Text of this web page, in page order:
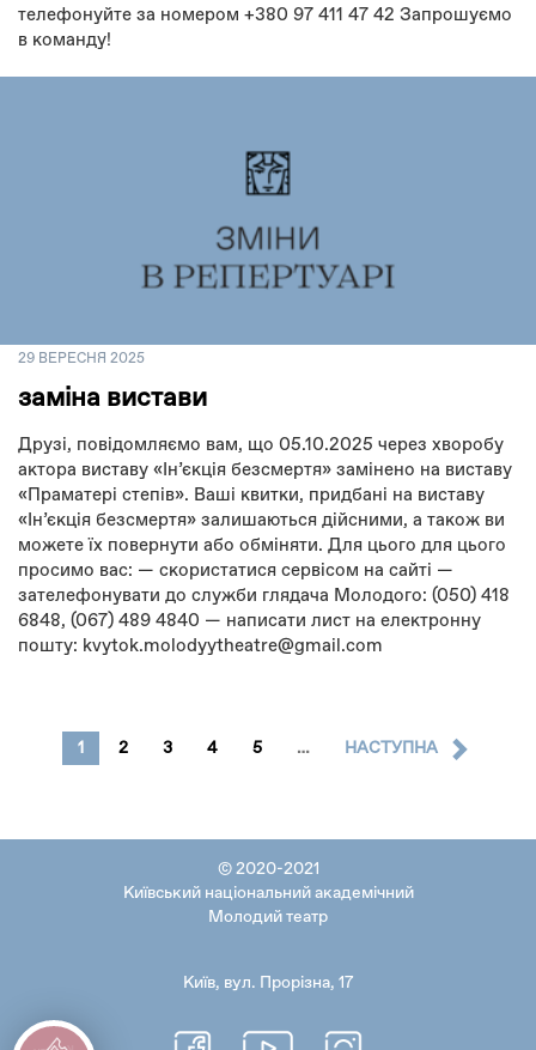
телефонуйте за номером +380 97 411 47 42 Запрошуємо
в команду!
29 ВЕРЕСНЯ 2025
заміна вистави
Друзі, повідомляємо вам, що 05.10.2025 через хворобу
актора виставу «Інʼєкція безсмертя» замінено на виставу
«Праматері степів». Ваші квитки, придбані на виставу
«Інʼєкція безсмертя» залишаються дійсними, а також ви
можете їх повернути або обміняти. Для цього для цього
просимо вас: — скористатися сервісом на сайті —
зателефонувати до служби глядача Молодого: (050) 418
6848, (067) 489 4840 — написати лист на електронну
пошту: kvytok.molodyytheatre@gmail.com
1 2 3 4 5 … НАСТУПНА
© 2020-2021
Київський національний академічний
Молодий театр
Київ, вул. Прорізна, 17